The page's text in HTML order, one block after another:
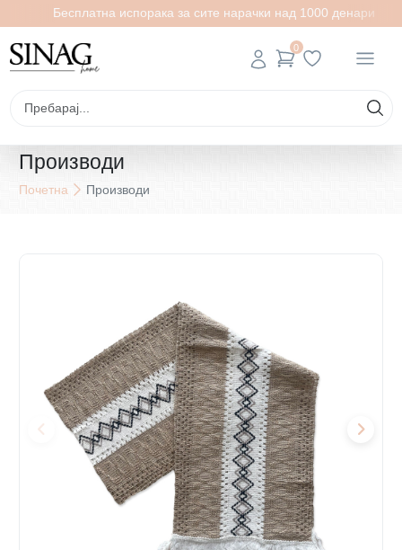
Бесплатна испорака за сите нарачки над 1000 денари
0
Производи
Почетна Производи